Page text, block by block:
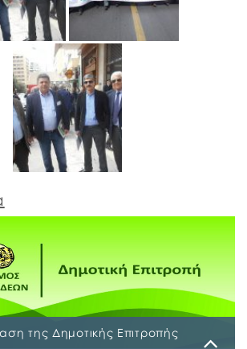
της Δημοτικής Επιτροπής